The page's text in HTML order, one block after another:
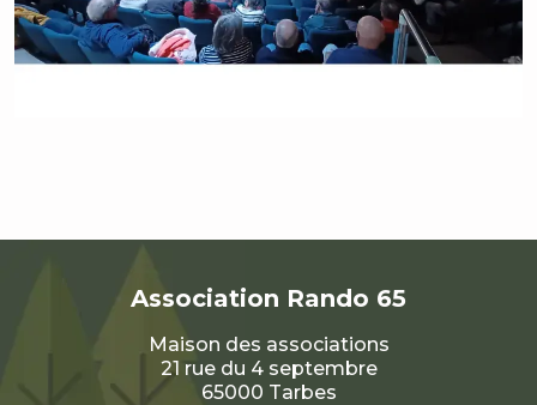
Association Rando 65
Maison des associations
21 rue du 4 septembre
65000 Tarbes